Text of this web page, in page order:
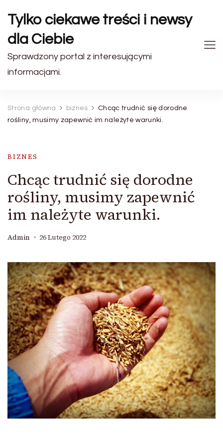
Tylko ciekawe treści i newsy
dla Ciebie
Sprawdzony portal z interesującymi
informacjami.
Strona główna biznes
Chcąc trudnić się dorodne
rośliny, musimy zapewnić im należyte warunki.
BIZNES
Chcąc trudnić się dorodne
rośliny, musimy zapewnić
im należyte warunki.
Admin 26 Lutego 2022